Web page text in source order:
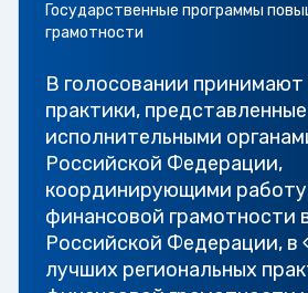
Государственные программы
грамотности
В голосовании принимают
практики, представленные
исполнительными
Российской Федерации,
координирующими работу
финансовой грамотности
Российской Федерации, в
лучших региональных